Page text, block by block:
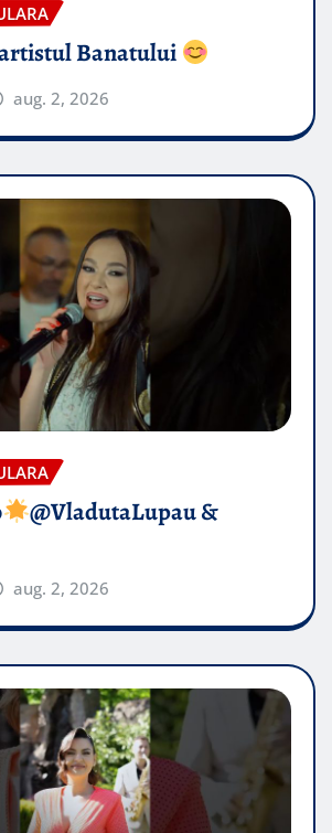
Banatului
aug. 2, 2026
@VladutaLupau &
aug. 2, 2026